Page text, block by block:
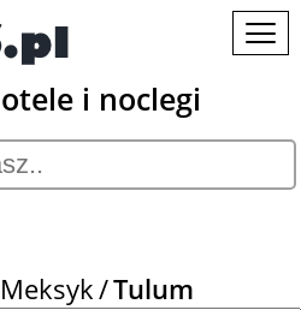
i noclegi
Meksyk Tulum